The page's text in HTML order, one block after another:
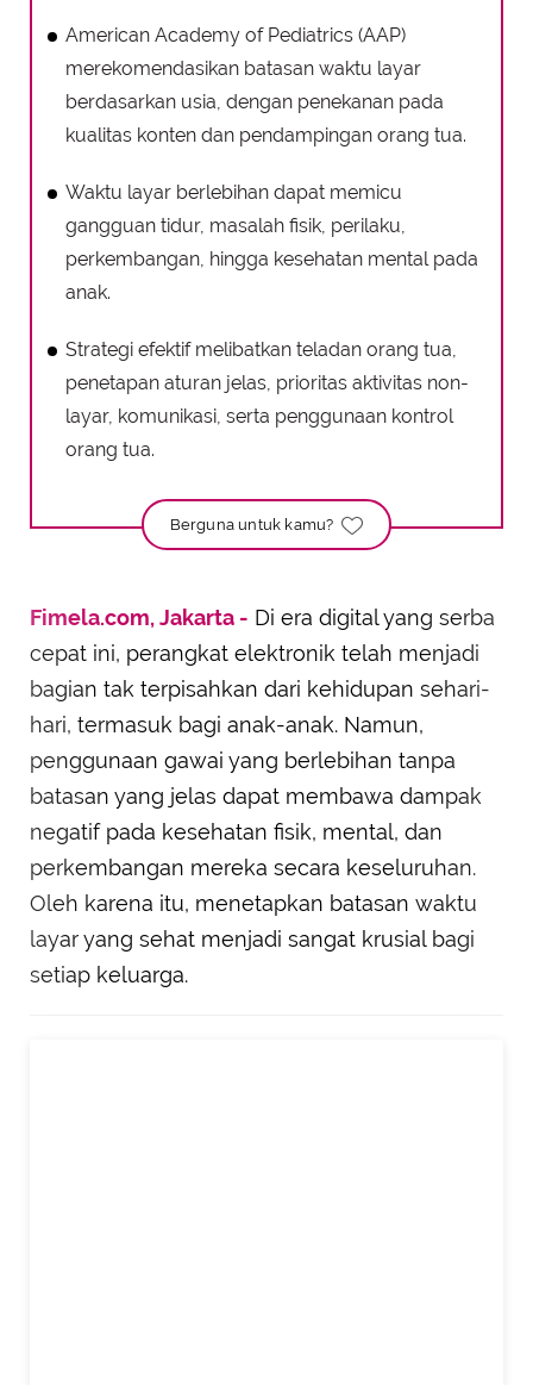
American Academy of Pediatrics (AAP)
merekomendasikan batasan waktu layar
berdasarkan usia, dengan penekanan pada
kualitas konten dan pendampingan orang tua.
Waktu layar berlebihan dapat memicu
gangguan tidur, masalah fisik, perilaku,
perkembangan, hingga kesehatan mental pada
anak.
Strategi efektif melibatkan teladan orang tua,
penetapan aturan jelas, prioritas aktivitas non-
layar, komunikasi, serta penggunaan kontrol
orang tua.
Berguna untuk kamu?
Fimela.com, Jakarta - Di era digital yang serba
cepat ini, perangkat elektronik telah menjadi
bagian tak terpisahkan dari kehidupan sehari-
hari, termasuk bagi anak-anak. Namun,
penggunaan gawai yang berlebihan tanpa
batasan yang jelas dapat membawa dampak
negatif pada kesehatan fisik, mental, dan
perkembangan mereka secara keseluruhan.
Oleh karena itu, menetapkan batasan waktu
layar yang sehat menjadi sangat krusial bagi
setiap keluarga.